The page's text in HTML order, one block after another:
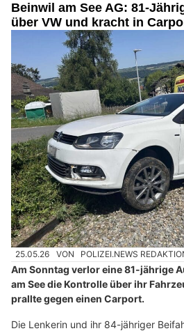
Beinwil am See AG: 81-
über VW und kracht in
25.05.26 VON POLIZEI.NEWS
Am Sonntag verlor eine 81-jährige
am See die Kontrolle über ihr
prallte gegen einen Carport.
Die Lenkerin und ihr 84-jähriger